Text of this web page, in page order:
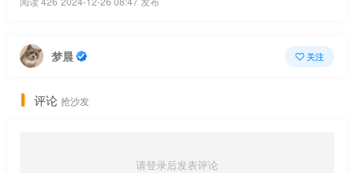
梦晨 关注
评论 抢沙发
请登录后发表评论